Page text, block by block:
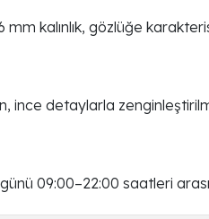
kalınlık, gözlüğe
ince detaylarla
09:00–22:00 saatleri